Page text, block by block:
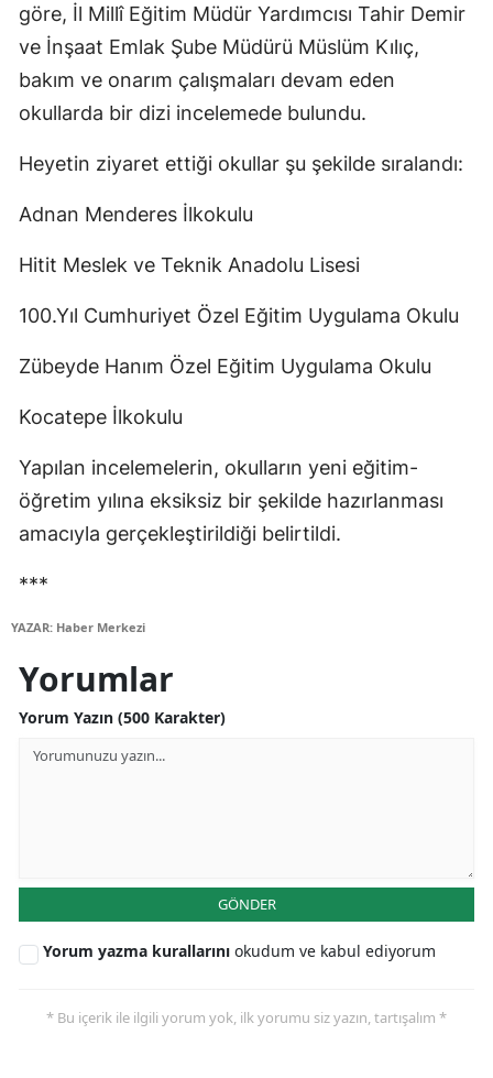
Isparta
Mersin
İstanbul
Kars
Kastamonu
Kocaeli
Konya
Nevşehir
Rize
göre, İl Millî Eğitim Müdür Yardımcısı Tahir Demir
ve İnşaat Emlak Şube Müdürü Müslüm Kılıç,
bakım ve onarım çalışmaları devam eden
okullarda bir dizi incelemede bulundu.
Heyetin ziyaret ettiği okullar şu şekilde sıralandı:
Adnan Menderes İlkokulu
Hitit Meslek ve Teknik Anadolu Lisesi
100.Yıl Cumhuriyet Özel Eğitim Uygulama Okulu
Zübeyde Hanım Özel Eğitim Uygulama Okulu
Kocatepe İlkokulu
Yapılan incelemelerin, okulların yeni eğitim-
öğretim yılına eksiksiz bir şekilde hazırlanması
amacıyla gerçekleştirildiği belirtildi.
***
YAZAR: Haber Merkezi
Yorumlar
Yorum Yazın (500 Karakter)
GÖNDER
Yorum yazma kurallarını okudum ve kabul ediyorum
* Bu içerik ile ilgili yorum yok, ilk yorumu siz yazın, tartışalım *